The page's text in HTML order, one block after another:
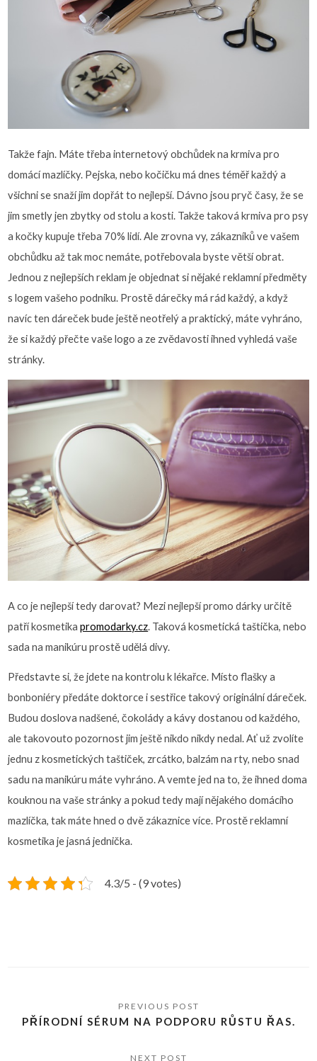
Takže fajn. Máte třeba internetový obchůdek na krmiva pro
domácí mazlíčky. Pejska, nebo kočičku má dnes téměř každý a
všichni se snaží jim dopřát to nejlepší. Dávno jsou pryč časy, že se
jim smetly jen zbytky od stolu a kosti. Takže taková krmiva pro psy
a kočky kupuje třeba 70% lidí. Ale zrovna vy, zákazníků ve vašem
obchůdku až tak moc nemáte, potřebovala byste větší obrat.
Jednou z nejlepších reklam je objednat si nějaké reklamní předměty
s logem vašeho podniku. Prostě dárečky má rád každý, a když
navíc ten dáreček bude ještě neotřelý a praktický, máte vyhráno,
že si každý přečte vaše logo a ze zvědavosti ihned vyhledá vaše
stránky.
A co je nejlepší tedy darovat? Mezi nejlepší promo dárky určitě
patří kosmetikapromodarky.cz. Taková kosmetická taštička, nebo
sada na manikúru prostě udělá divy.
Představte si, že jdete na kontrolu k lékařce. Místo flašky a
bonboniéry předáte doktorce i sestřice takový originální dáreček.
Budou doslova nadšené, čokolády a kávy dostanou od každého,
ale takovouto pozornost jim ještě nikdo nikdy nedal. Ať už zvolíte
jednu z kosmetických taštiček, zrcátko, balzám na rty, nebo snad
sadu na manikúru máte vyhráno. A vemte jed na to, že ihned doma
kouknou na vaše stránky a pokud tedy mají nějakého domácího
mazlíčka, tak máte hned o dvě zákaznice více. Prostě reklamní
kosmetika je jasná jednička.
4.3/5 - (9 votes)
PŘÍRODNÍ SÉRUM NA PODPORU RŮSTU ŘAS.